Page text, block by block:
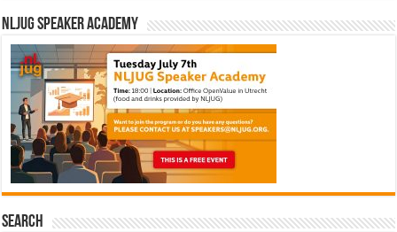
NLJUG Speaker Academy
Search